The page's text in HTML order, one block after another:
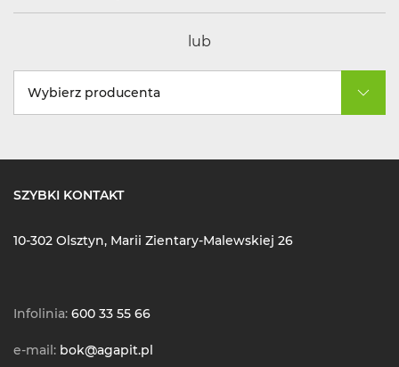
lub
Wybierz producenta
SZYBKI KONTAKT
10-302 Olsztyn, Marii Zientary-Malewskiej 26
Infolinia: 600 33 55 66
e-mail: bok@agapit.pl